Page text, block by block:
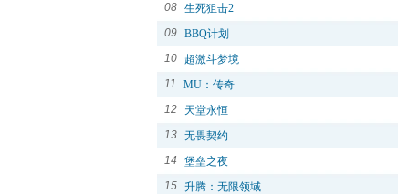
08 生死狙击2
09 BBQ计划
10
超激斗梦境
11
MU：传奇
12
天堂永恒
13 无畏契约
14
堡垒之夜
15 升腾：无限领域